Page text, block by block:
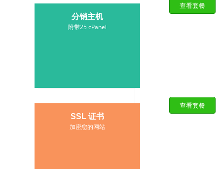
查看套餐
分销主机
附带25 cPanel
$14.39
查看套餐
SSL 证书
加密您的网站